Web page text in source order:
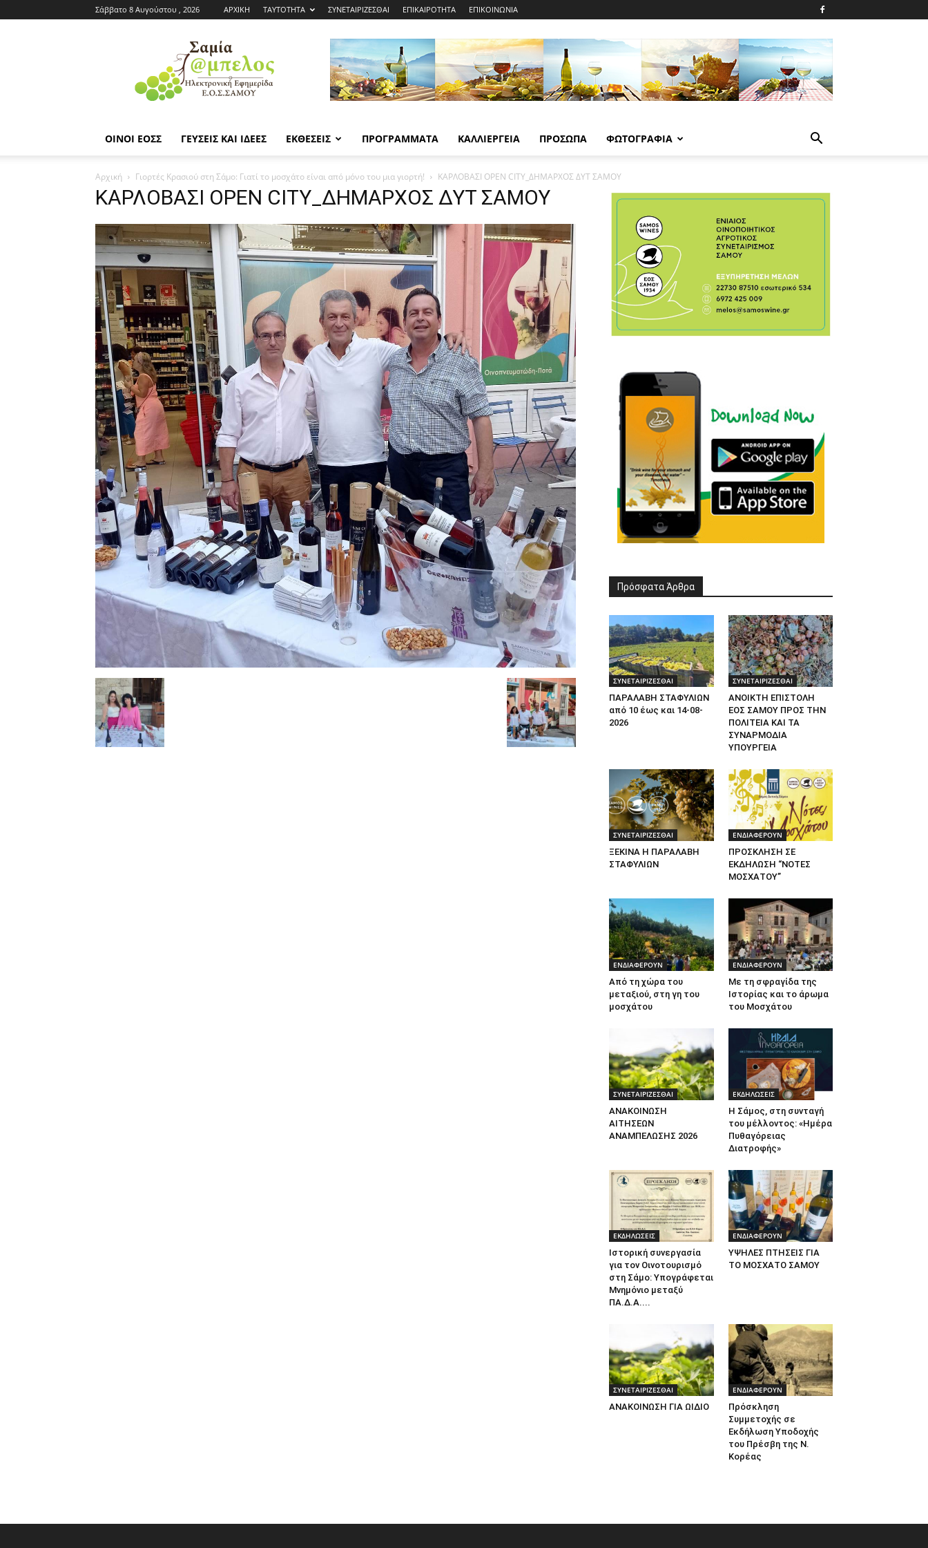
Σάββατο 8 Αυγούστου , 2026 ΑΡΧΙΚΗ ΤΑΥΤΟΤΗΤΑ ΣΥΝΕΤΑΙΡΙΖΕΣΘΑΙ ΕΠΙΚΑΙΡΟΤΗΤΑ ΕΠΙΚΟΙΝΩΝΙΑ
Εφημερίδα
ΕΟΣΣ
|
Σαμία
ΟΙΝΟΙ ΕΟΣΣ ΓΕΥΣΕΙΣ ΚΑΙ ΙΔΕΕΣ ΕΚΘΕΣΕΙΣ ΠΡΟΓΡΑΜΜΑΤΑ ΚΑΛΛΙΕΡΓΕΙΑ ΠΡΟΣΩΠΑ ΦΩΤΟΓΡΑΦΙΑ
Αρχική Γιορτές Κρασιού στη Σάμο: Γιατί το μοσχάτο είναι από μόνο του μια γιορτή! ΚΑΡΛΟΒΑΣΙ OPEN CITY_ΔΗΜΑΡΧΟΣ ΔΥΤ ΣΑΜΟΥ
ΚΑΡΛΟΒΑΣΙ OPEN CITY_ΔΗΜΑΡΧΟΣ ΔΥΤ ΣΑΜΟΥ
Πρόσφατα Άρθρα
ΣΥΝΕΤΑΙΡΙΖΕΣΘΑΙ
ΠΑΡΑΛΑΒΗ ΣΤΑΦΥΛΙΩΝ
από 10 έως και 14-08-
2026
ΣΥΝΕΤΑΙΡΙΖΕΣΘΑΙ
ΑΝΟΙΚΤΗ ΕΠΙΣΤΟΛΗ
ΕΟΣ ΣΑΜΟΥ ΠΡΟΣ ΤΗΝ
ΠΟΛΙΤΕΙΑ ΚΑΙ ΤΑ
ΣΥΝΑΡΜΟΔΙΑ
ΥΠΟΥΡΓΕΙΑ
ΣΥΝΕΤΑΙΡΙΖΕΣΘΑΙ
ΞΕΚΙΝΑ Η ΠΑΡΑΛΑΒΗ
ΣΤΑΦΥΛΙΩΝ
ΕΝΔΙΑΦΕΡΟΥΝ
ΠΡΟΣΚΛΗΣΗ ΣΕ
ΕΚΔΗΛΩΣΗ “ΝΟΤΕΣ
ΜΟΣΧΑΤΟΥ”
ΕΝΔΙΑΦΕΡΟΥΝ
Από τη χώρα του
μεταξιού, στη γη του
μοσχάτου
ΕΝΔΙΑΦΕΡΟΥΝ
Με τη σφραγίδα της
Ιστορίας και το άρωμα
του Μοσχάτου
ΣΥΝΕΤΑΙΡΙΖΕΣΘΑΙ
ΑΝΑΚΟΙΝΩΣΗ
ΑΙΤΗΣΕΩΝ
ΑΝΑΜΠΕΛΩΣΗΣ 2026
ΕΚΔΗΛΩΣΕΙΣ
Η Σάμος, στη συνταγή
του μέλλοντος: «Ημέρα
Πυθαγόρειας
Διατροφής»
ΕΚΔΗΛΩΣΕΙΣ
Ιστορική συνεργασία
για τον Οινοτουρισμό
στη Σάμο: Υπογράφεται
Μνημόνιο μεταξύ
ΠΑ.Δ.Α....
ΕΝΔΙΑΦΕΡΟΥΝ
ΥΨΗΛΕΣ ΠΤΗΣΕΙΣ ΓΙΑ
ΤΟ ΜΟΣΧΑΤΟ ΣΑΜΟΥ
ΣΥΝΕΤΑΙΡΙΖΕΣΘΑΙ
ΑΝΑΚΟΙΝΩΣΗ ΓΙΑ ΩΙΔΙΟ
ΕΝΔΙΑΦΕΡΟΥΝ
Πρόσκληση
Συμμετοχής σε
Εκδήλωση Υποδοχής
του Πρέσβη της Ν.
Κορέας